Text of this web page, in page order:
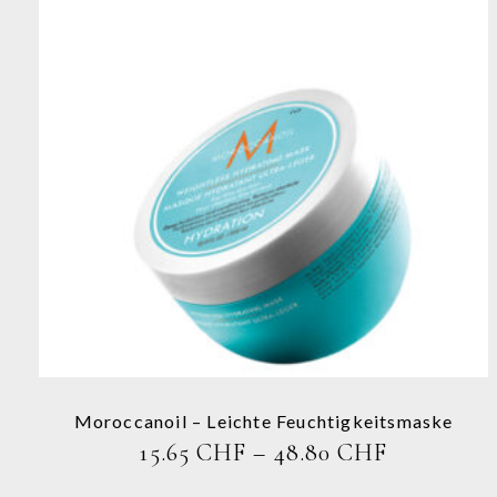
Dieses
Produkt
weist
mehrere
Varianten
auf.
Die
Optionen
können
auf
Produktseite
gewählt
Moroccanoil – Leichte Feuchtigkeitsmaske
15.65CHF – 48.80CHF